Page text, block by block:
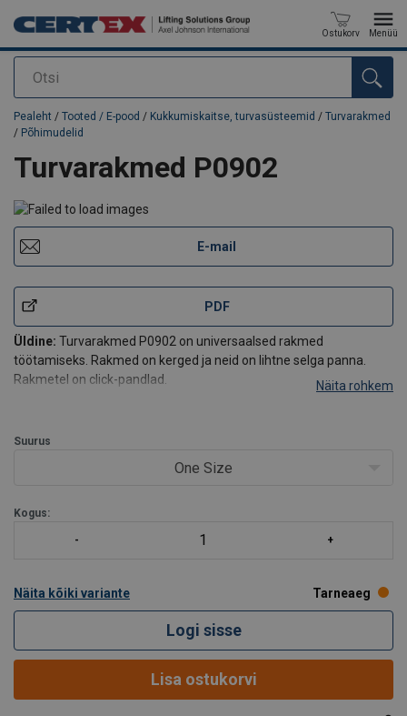
Otsi
Ostukorv Menüü
Toode on lisatud teie päringule
Pealeht / Tooted / E-pood / Kukkumiskaitse, turvasüsteemid / Turvarakmed
/ Põhimudelid
Turvarakmed P0902
E-mail
PDF
Üldine: Turvarakmed P0902 on universaalsed rakmed
töötamiseks. Rakmed on kerged ja neid on lihtne selga panna.
Rakmetel on click-pandlad.
Näita rohkem
Suurus
One Size
Kogus:
Näita kõiki variante Tarneaeg
Logi sisse
Lisa ostukorvi